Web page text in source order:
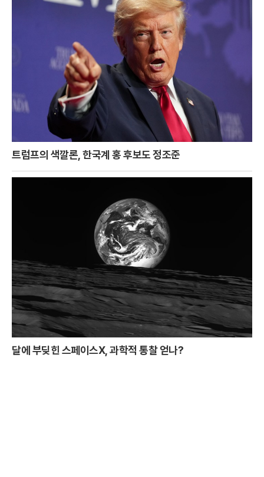
트럼프의 색깔론, 한국계 홍 후보도 정조준
달에 부딪힌 스페이스X, 과학적 통찰 얻나?